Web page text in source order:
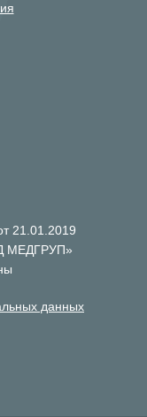
21.01.2019
МЕДГРУП»
данных